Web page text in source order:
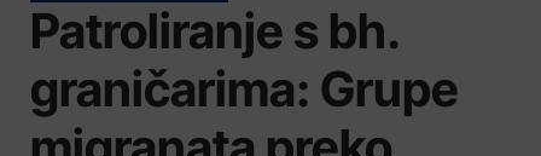
Patroliranje s bh.
graničarima: Grupe